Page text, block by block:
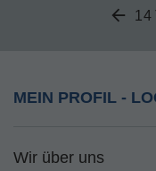
14
MEIN PROFIL -
Wir über uns